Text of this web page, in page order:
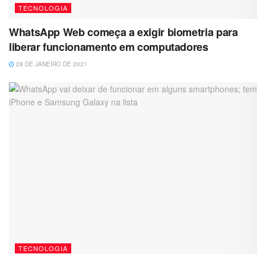
TECNOLOGIA
WhatsApp Web começa a exigir biometria para
liberar funcionamento em computadores
28 DE JANEIRO DE 2021
TECNOLOGIA